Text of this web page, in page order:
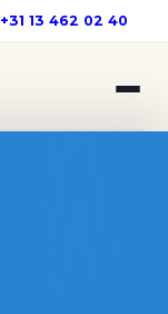
+31 13 462 02 40